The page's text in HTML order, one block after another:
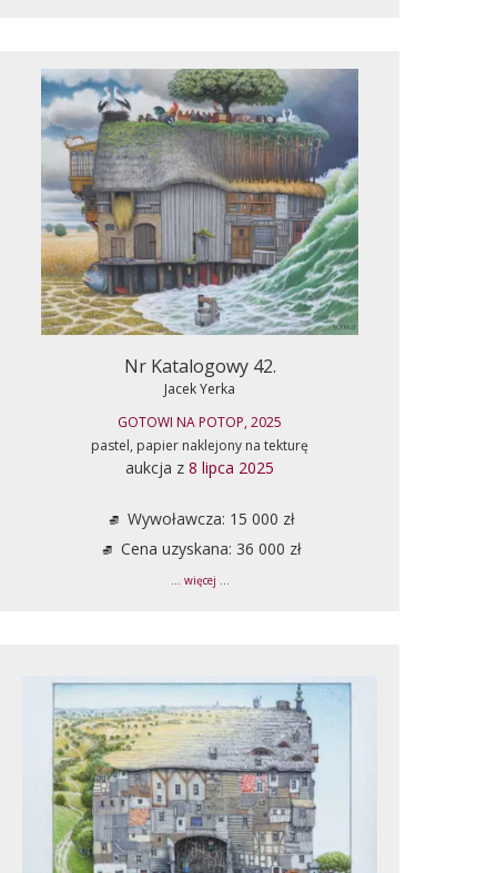
Nr Katalogowy 42.
Jacek Yerka
GOTOWI NA POTOP, 2025
pastel, papier naklejony na tekturę
aukcja z 8 lipca 2025
Wywoławcza: 15 000 zł
Cena uzyskana: 36 000 zł
... więcej ...